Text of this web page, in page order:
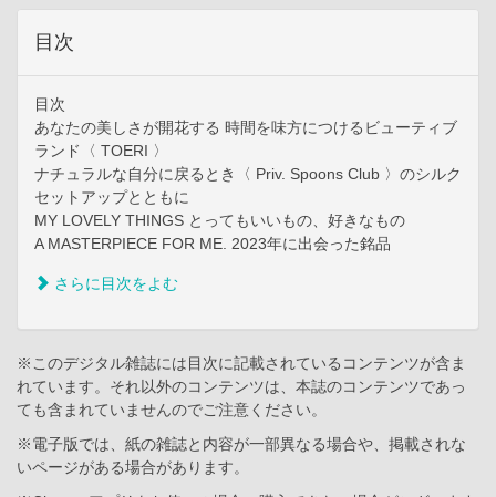
目次
目次
あなたの美しさが開花する 時間を味方につけるビューティブ
ランド〈 TOERI 〉
ナチュラルな自分に戻るとき〈 Priv. Spoons Club 〉のシルク
セットアップとともに
MY LOVELY THINGS とってもいいもの、好きなもの
A MASTERPIECE FOR ME. 2023年に出会った銘品
さらに目次をよむ
※このデジタル雑誌には目次に記載されているコンテンツが含ま
れています。それ以外のコンテンツは、本誌のコンテンツであっ
ても含まれていませんのでご注意ください。
※電子版では、紙の雑誌と内容が一部異なる場合や、掲載されな
いページがある場合があります。